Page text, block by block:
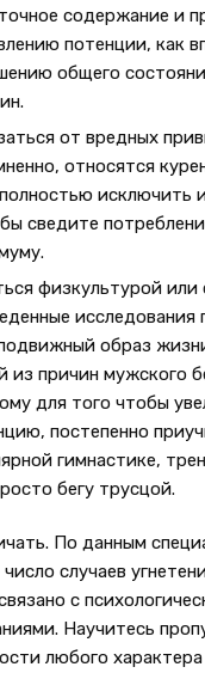
содержание и
потенции, как
общего
от вредных
относятся
исключить
сведите
физкультурой или
исследования
образ
из причин мужского
для того чтобы
постепенно
гимнастике,
бегу трусцой.
По данным
случаев
с
Научитесь
любого